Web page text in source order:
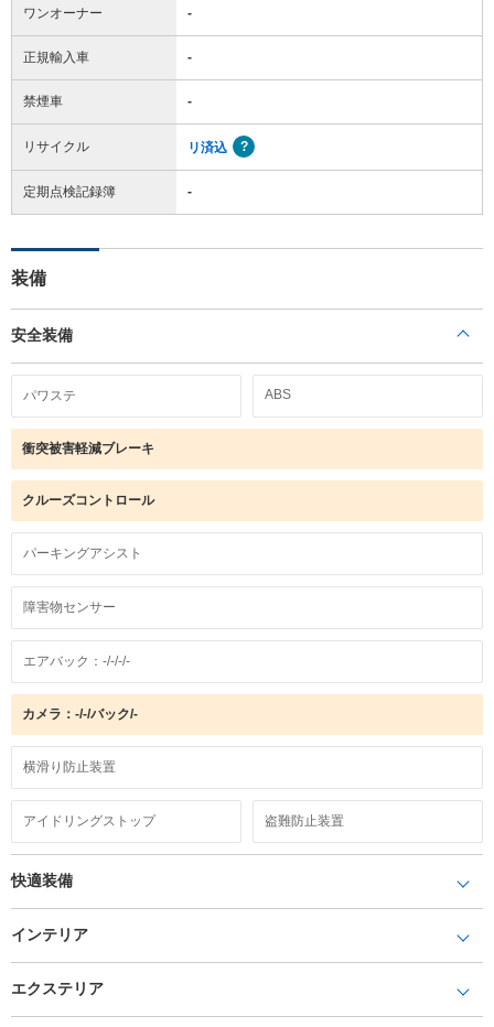
ワンオーナー -
正規輸入車 -
禁煙車 -
リサイクル リ済込
定期点検記録簿 -
装備
安全装備
パワステ ABS
衝突被害軽減ブレーキ
クルーズコントロール
パーキングアシスト
障害物センサー
エアバック：-/-/-/-
カメラ：-/-/バック/-
横滑り防止装置
アイドリングストップ 盗難防止装置
快適装備
インテリア
エクステリア